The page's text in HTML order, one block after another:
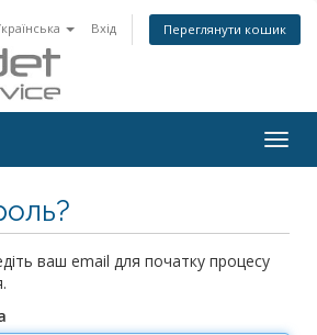
Вхід Переглянути кошик
ваш email для початку процесу